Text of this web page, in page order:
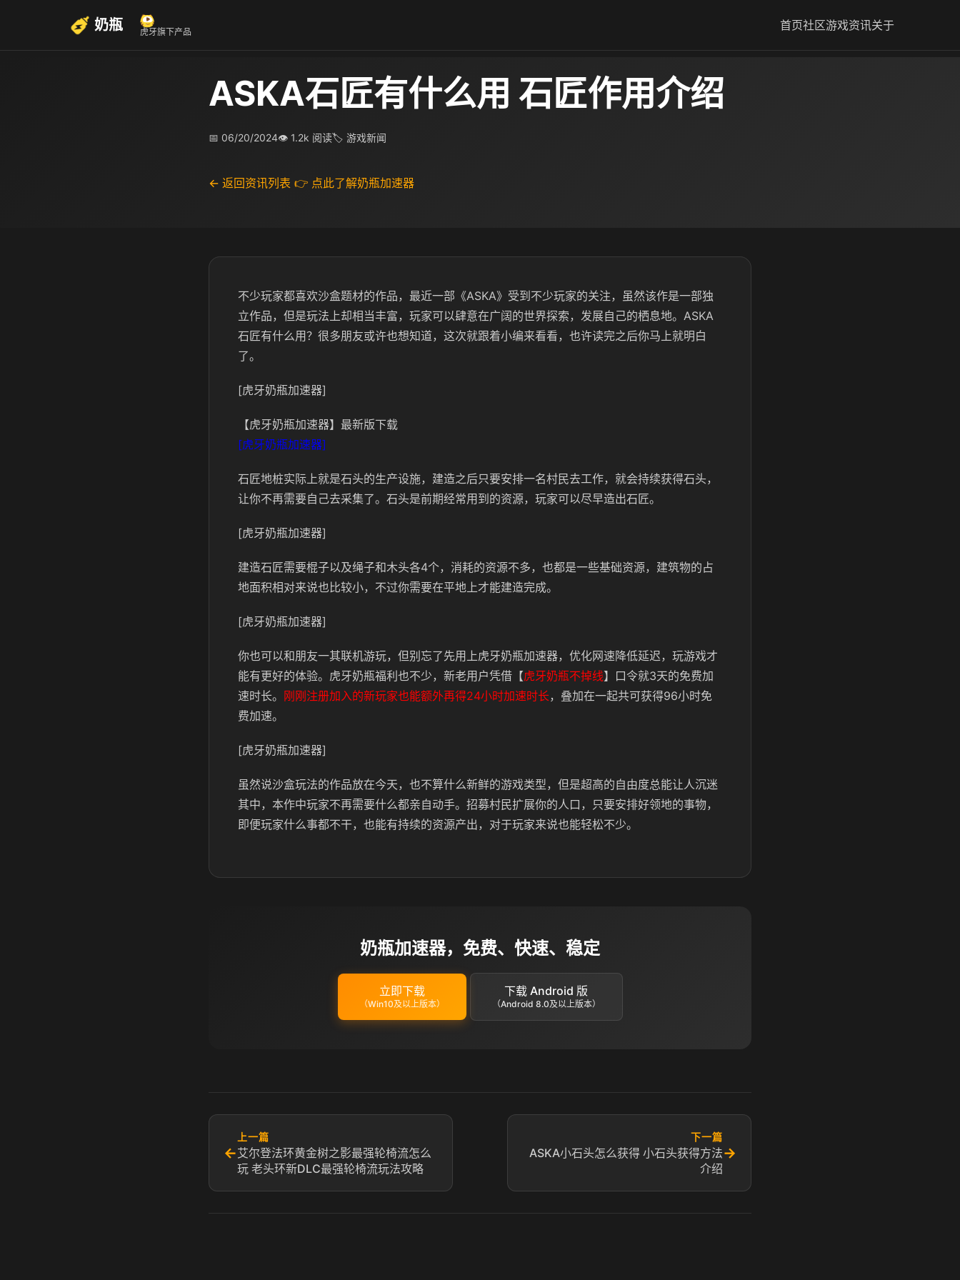
奶瓶 虎牙旗下产品 首页社区游戏资讯关于
ASKA石匠有什么用 石匠作用介绍
📅 06/20/2024👁 1.2k 阅读🏷 游戏新闻
← 返回资讯列表 👉 点此了解奶瓶加速器
不少玩家都喜欢沙盒题材的作品，最近一部《ASKA》受到不少玩家的关注，虽然该作是一部独
立作品，但是玩法上却相当丰富，玩家可以肆意在广阔的世界探索，发展自己的栖息地。ASKA
石匠有什么用？很多朋友或许也想知道，这次就跟着小编来看看，也许读完之后你马上就明白
了。
[虎牙奶瓶加速器]
【虎牙奶瓶加速器】最新版下载
[虎牙奶瓶加速器]
石匠地桩实际上就是石头的生产设施，建造之后只要安排一名村民去工作，就会持续获得石头，
让你不再需要自己去采集了。石头是前期经常用到的资源，玩家可以尽早造出石匠。
[虎牙奶瓶加速器]
建造石匠需要棍子以及绳子和木头各4个，消耗的资源不多，也都是一些基础资源，建筑物的占
地面积相对来说也比较小，不过你需要在平地上才能建造完成。
[虎牙奶瓶加速器]
你也可以和朋友一其联机游玩，但别忘了先用上虎牙奶瓶加速器，优化网速降低延迟，玩游戏才
能有更好的体验。虎牙奶瓶福利也不少，新老用户凭借【虎牙奶瓶不掉线】口令就3天的免费加
速时长。 刚刚注册加入的新玩家也能额外再得24小时加速时长 ，叠加在一起共可获得96小时免
费加速。
[虎牙奶瓶加速器]
虽然说沙盒玩法的作品放在今天，也不算什么新鲜的游戏类型，但是超高的自由度总能让人沉迷
其中，本作中玩家不再需要什么都亲自动手。招募村民扩展你的人口，只要安排好领地的事物，
即便玩家什么事都不干，也能有持续的资源产出，对于玩家来说也能轻松不少。
奶瓶加速器，免费、快速、稳定
立即下载
（Win10及以上版本）
下载 Android 版
（Android 8.0及以上版本）
←
上一篇
艾尔登法环黄金树之影最强轮椅流怎么
玩 老头环新DLC最强轮椅流玩法攻略
下一篇
ASKA小石头怎么获得 小石头获得方法
介绍
→